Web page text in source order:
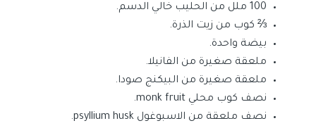
100 ملل من الحليب خالي الدسم.
⅔ كوب من زيت الذرة.
بيضة واحدة.
ملعقة صغيرة من الفانيلا.
ملعقة صغيرة من البيكنج صودا.
نصف كوب محلي monk fruit.
نصف ملعقة من الاسبوغول psyllium husk.